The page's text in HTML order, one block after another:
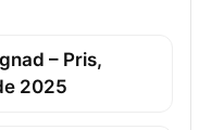
– Pris,
2025